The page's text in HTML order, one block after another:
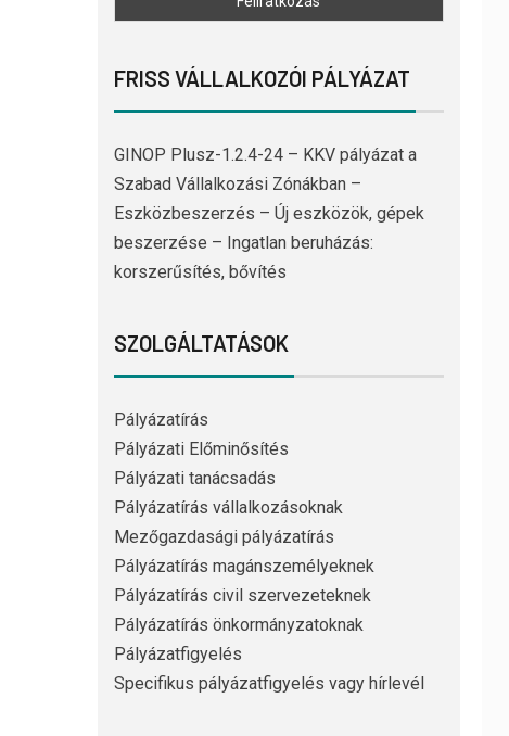
FRISS VÁLLALKOZÓI PÁLYÁZAT
GINOP Plusz-1.2.4-24 – KKV pályázat a
Szabad Vállalkozási Zónákban –
Eszközbeszerzés – Új eszközök, gépek
beszerzése – Ingatlan beruházás:
korszerűsítés, bővítés
SZOLGÁLTATÁSOK
Pályázatírás
Pályázati Előminősítés
Pályázati tanácsadás
Pályázatírás vállalkozásoknak
Mezőgazdasági pályázatírás
Pályázatírás magánszemélyeknek
Pályázatírás civil szervezeteknek
Pályázatírás önkormányzatoknak
Pályázatfigyelés
Specifikus pályázatfigyelés vagy hírlevél